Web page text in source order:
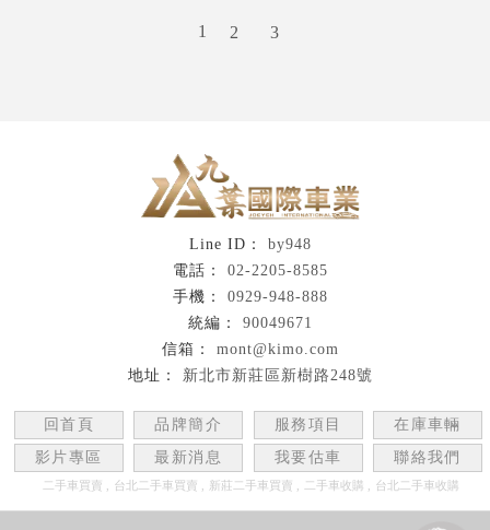
1 2 3
by948
02-2205-8585
0929-948-888
90049671
mont@kimo.com
新北市新莊區新樹路248號
回首頁 品牌簡介 服務項目
在庫車輛
影片專區
最新消息 我要估車 聯絡我們
二手車買賣 台北二手車買賣 新莊二手車買賣 二手車收購 台北二手車收購